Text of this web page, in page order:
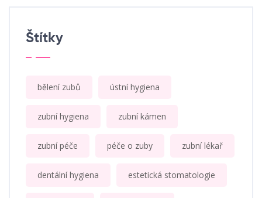
Štítky
bělení zubů ústní hygiena
zubní hygiena zubní kámen
zubní péče péče o zuby zubní lékař
dentální hygiena estetická stomatologie